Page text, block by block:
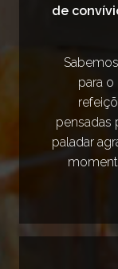
de
para o
pensadas
paladar